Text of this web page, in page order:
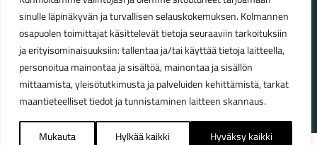
sinulle läpinäkyvän ja turvallisen selauskokemuksen. Kolmannen
osapuolen toimittajat käsittelevät tietoja seuraaviin tarkoituksiin
ja erityisominaisuuksiin: tallentaa ja/tai käyttää tietoja laitteella,
personoitua mainontaa ja sisältöä, mainontaa ja sisällön
mittaamista, yleisötutkimusta ja palveluiden kehittämistä, tarkat
maantieteelliset tiedot ja tunnistaminen laitteen skannaus.
Mukauta
Hylkää kaikki Hyväksy kaikki
Pyhäinpäivä lauantai 31.10. – suljettu
© Lahden Polkupyörähuolto - 2026